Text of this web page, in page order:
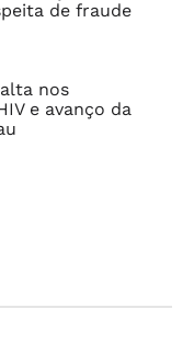
de fraude
nos
e avanço da